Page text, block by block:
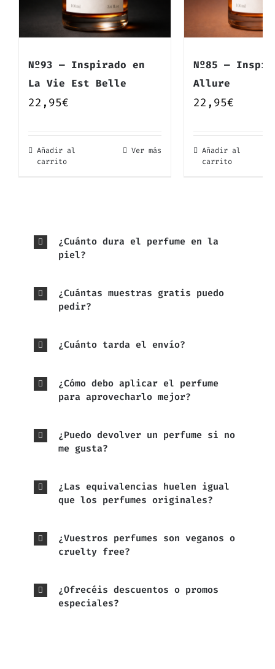
Nº93 — Inspirado en
La Vie Est Belle
22,95€
Añadir al
carrito
Ver más
Nº85 —
Allure
22,95€
Añadir al
carrito
¿Cuánto dura el perfume en la
piel?
¿Cuántas muestras gratis puedo
pedir?
¿Cuánto tarda el envío?
¿Cómo debo aplicar el perfume
para aprovecharlo mejor?
¿Puedo devolver un perfume si no
me gusta?
¿Las equivalencias huelen igual
que los perfumes originales?
¿Vuestros perfumes son veganos o
cruelty free?
¿Ofrecéis descuentos o promos
especiales?